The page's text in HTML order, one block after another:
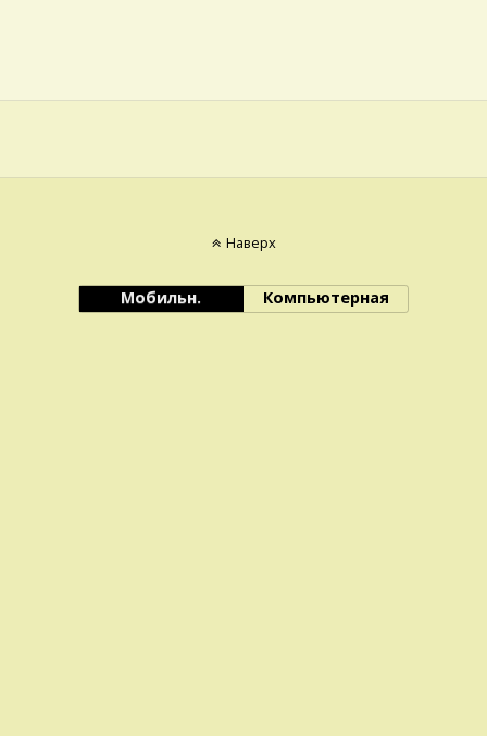
Наверх
Мобильн. Компьютерная